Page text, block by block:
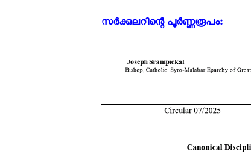
സർക്കുലറിന്റെ പൂർണ്ണരൂപം:‍